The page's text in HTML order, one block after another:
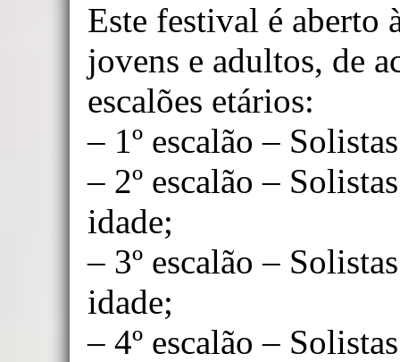
Este festival é aberto
jovens e adultos, de
escalões etários:
– 1º escalão –
– 2º escalão –
idade;
– 3º escalão –
idade;
– 4º escalão –